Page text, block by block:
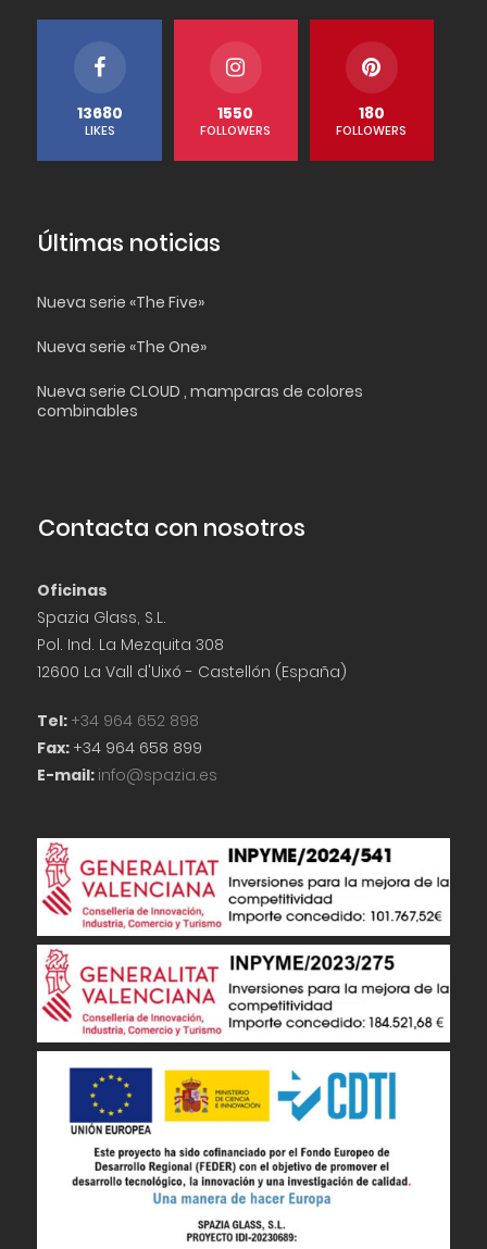
13680
LIKES
1550
FOLLOWERS
180
FOLLOWERS
Últimas noticias
Nueva serie «The Five»
Nueva serie «The One»
Nueva serie CLOUD , mamparas de colores
combinables
Contacta con nosotros
Oficinas
Spazia Glass, S.L.
Pol. Ind. La Mezquita 308
12600 La Vall d'Uixó - Castellón (España)
Tel: +34 964 652 898
Fax: +34 964 658 899
E-mail: info@spazia.es